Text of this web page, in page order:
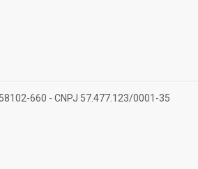
660 - CNPJ 57.477.123/0001-35